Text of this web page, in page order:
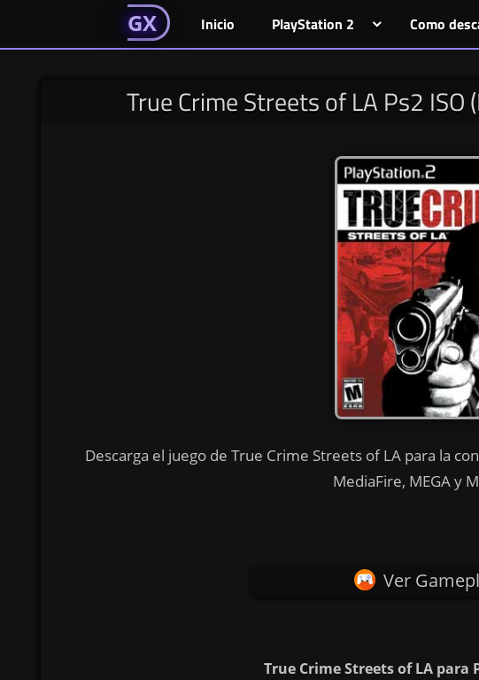
GAMESGX
GAMESGX Inicio PlayStation 2 Como
True Crime Streets of LA Ps2
Descarga el juego de True Crime Streets of LA para la
MediaFire, MEGA y
Ver
True Crime Streets of LA para